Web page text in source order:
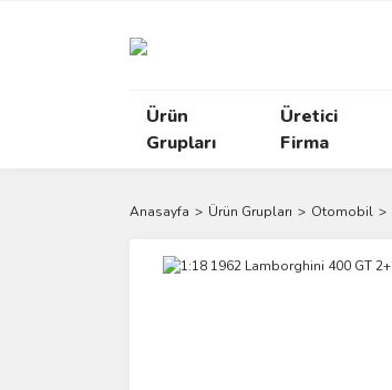
Ürün
Grupları
Üretici
Firma
Anasayfa Ürün Grupları Otomobil